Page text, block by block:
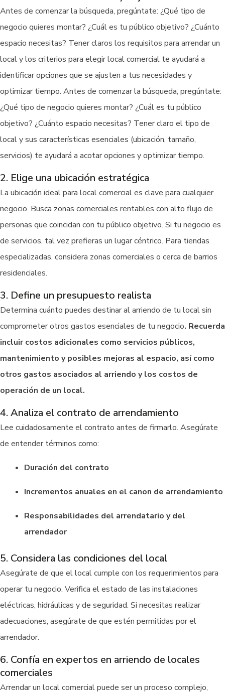
Antes de comenzar la búsqueda, pregúntate: ¿Qué tipo de
negocio quieres montar? ¿Cuál es tu público objetivo? ¿Cuánto
espacio necesitas? Tener claros los requisitos para arrendar un
local y los criterios para elegir local comercial te ayudará a
identificar opciones que se ajusten a tus necesidades y
optimizar tiempo. Antes de comenzar la búsqueda, pregúntate:
¿Qué tipo de negocio quieres montar? ¿Cuál es tu público
objetivo? ¿Cuánto espacio necesitas? Tener claro el tipo de
local y sus características esenciales (ubicación, tamaño,
servicios) te ayudará a acotar opciones y optimizar tiempo.
2. Elige una ubicación estratégica
La ubicación ideal para local comercial es clave para cualquier
negocio. Busca zonas comerciales rentables con alto flujo de
personas que coincidan con tu público objetivo. Si tu negocio es
de servicios, tal vez prefieras un lugar céntrico. Para tiendas
especializadas, considera zonas comerciales o cerca de barrios
residenciales.
3. Define un presupuesto realista
Determina cuánto puedes destinar al arriendo de tu local sin
comprometer otros gastos esenciales de tu negocio. Recuerda
incluir costos adicionales como servicios públicos,
mantenimiento y posibles mejoras al espacio, así como
otros gastos asociados al arriendo y los costos de
operación de un local.
4. Analiza el contrato de arrendamiento
Lee cuidadosamente el contrato antes de firmarlo. Asegúrate
de entender términos como:
Duración del contrato
Incrementos anuales en el canon de arrendamiento
Responsabilidades del arrendatario y del
arrendador
5. Considera las condiciones del local
Asegúrate de que el local cumple con los requerimientos para
operar tu negocio. Verifica el estado de las instalaciones
eléctricas, hidráulicas y de seguridad. Si necesitas realizar
adecuaciones, asegúrate de que estén permitidas por el
arrendador.
6. Confía en expertos en arriendo de locales
comerciales
Arrendar un local comercial puede ser un proceso complejo,